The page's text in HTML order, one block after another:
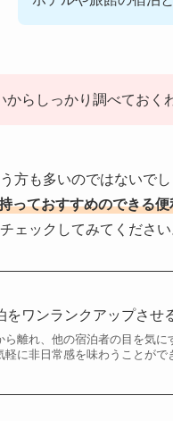
らしっかり調べておく
方も多いのではないで
っておすすめのできる
ェックしてみてください
をワンランクアップさせ
ら離れ、他の宿泊者の目を気
軽に非日常感を味わうことが